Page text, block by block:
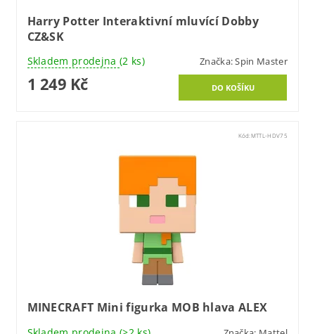
Harry Potter Interaktivní mluvící Dobby
CZ&SK
Skladem prodejna (2 ks) Značka:Spin Master
1 249 Kč
Kód:MTTL-HDV75
MINECRAFT Mini figurka MOB hlava ALEX